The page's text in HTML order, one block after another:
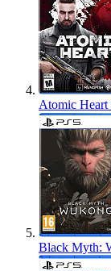
Atomic Heart
Black Myth: